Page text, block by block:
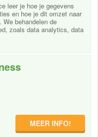
leer je hoe je gegevens
en hoe je dit omzet naar
behandelen de
zoals data analytics, data
MEER INFO!